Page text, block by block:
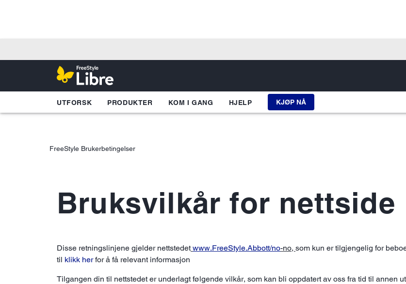
UTFORSK PRODUKTER KOM I GANG HJELP KJØP NÅ
FreeStyle Brukerbetingelser
Bruksvilkår for nettside
Disse retningslinjene gjelder nettstedet www.FreeStyle.Abbott/no-no, som kun er tilgjengelig for
til klikk herfor å få relevant informasjon
Tilgangen din til nettstedet er underlagt følgende vilkår, som kan bli oppdatert av oss fra tid til annen